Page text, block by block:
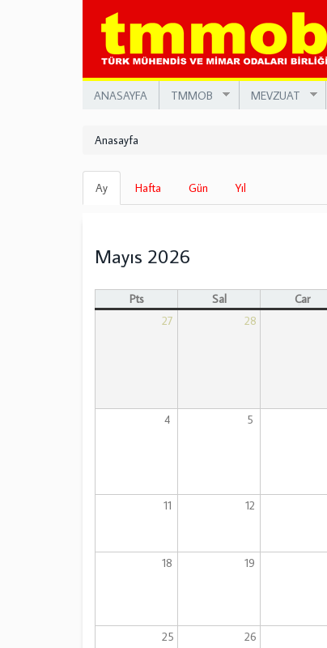
ANASAYFA TMMOB MEVZUAT
Anasayfa
Birincil
sekmeler
Ay
sekme)
Hafta Gün Yıl
Mayıs 2026
Pts Sal Çar
27
28
4 5
11 12
18 19
25 26